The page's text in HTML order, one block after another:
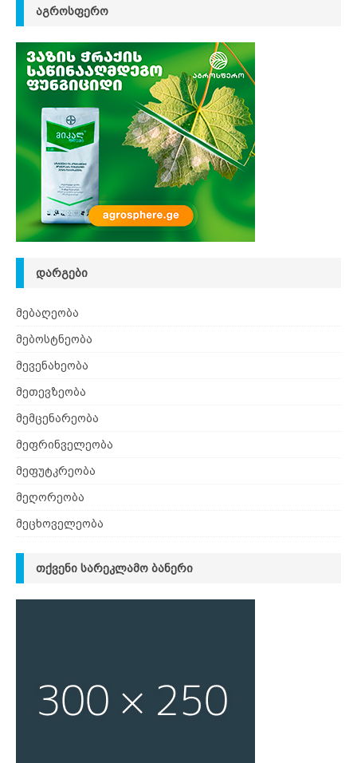
ᲐᲒᲠᲝᲡᲤᲔᲠᲝ
ᲓᲐᲠᲒᲔᲑᲘ
მებაღეობა
მებოსტნეობა
მევენახეობა
მეთევზეობა
მემცენარეობა
მეფრინველეობა
მეფუტკრეობა
მეღორეობა
მეცხოველეობა
ᲗᲥᲕᲔᲜᲘ ᲡᲐᲠᲔᲙᲚᲐᲛᲝ ᲑᲐᲜᲔᲠᲘ